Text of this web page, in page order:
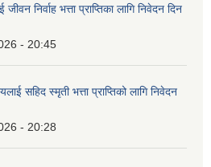
निर्वाह भत्ता प्राप्तिका लागि निवेदन दिन
- 20:45
सहिद स्मृती भत्ता प्राप्तिको लागि निवेदन
- 20:28